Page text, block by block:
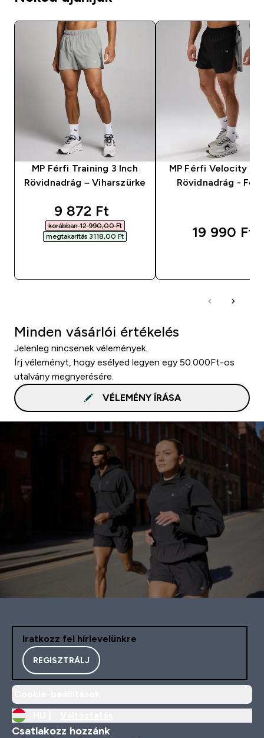
MP Férfi Training 3 Inch
Rövidnadrág – Viharszürke
discounted price
9 872 Ft‎
korábban 12 990,00 Ft‎
megtakarítás 3118,00 Ft‎
MP Férfi Velocity
Rövidnadrág -
19 990 Ft‎
Minden vásárlói értékelés
Jelenleg nincsenek vélemények.
Írj véleményt, hogy esélyed legyen egy 50.000Ft-os
utalvány megnyerésére.
VÉLEMÉNY ÍRÁSA
Iratkozz fel hírlevelünkre
REGISZTRÁLJ
Csatlakozz hozzánk